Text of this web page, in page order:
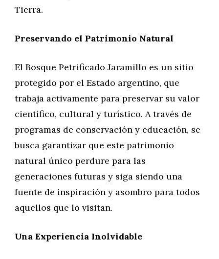
Tierra.
Preservando el Patrimonio Natural
El Bosque Petrificado Jaramillo es un sitio
protegido por el Estado argentino, que
trabaja activamente para preservar su valor
científico, cultural y turístico. A través de
programas de conservación y educación, se
busca garantizar que este patrimonio
natural único perdure para las
generaciones futuras y siga siendo una
fuente de inspiración y asombro para todos
aquellos que lo visitan.
Una Experiencia Inolvidable